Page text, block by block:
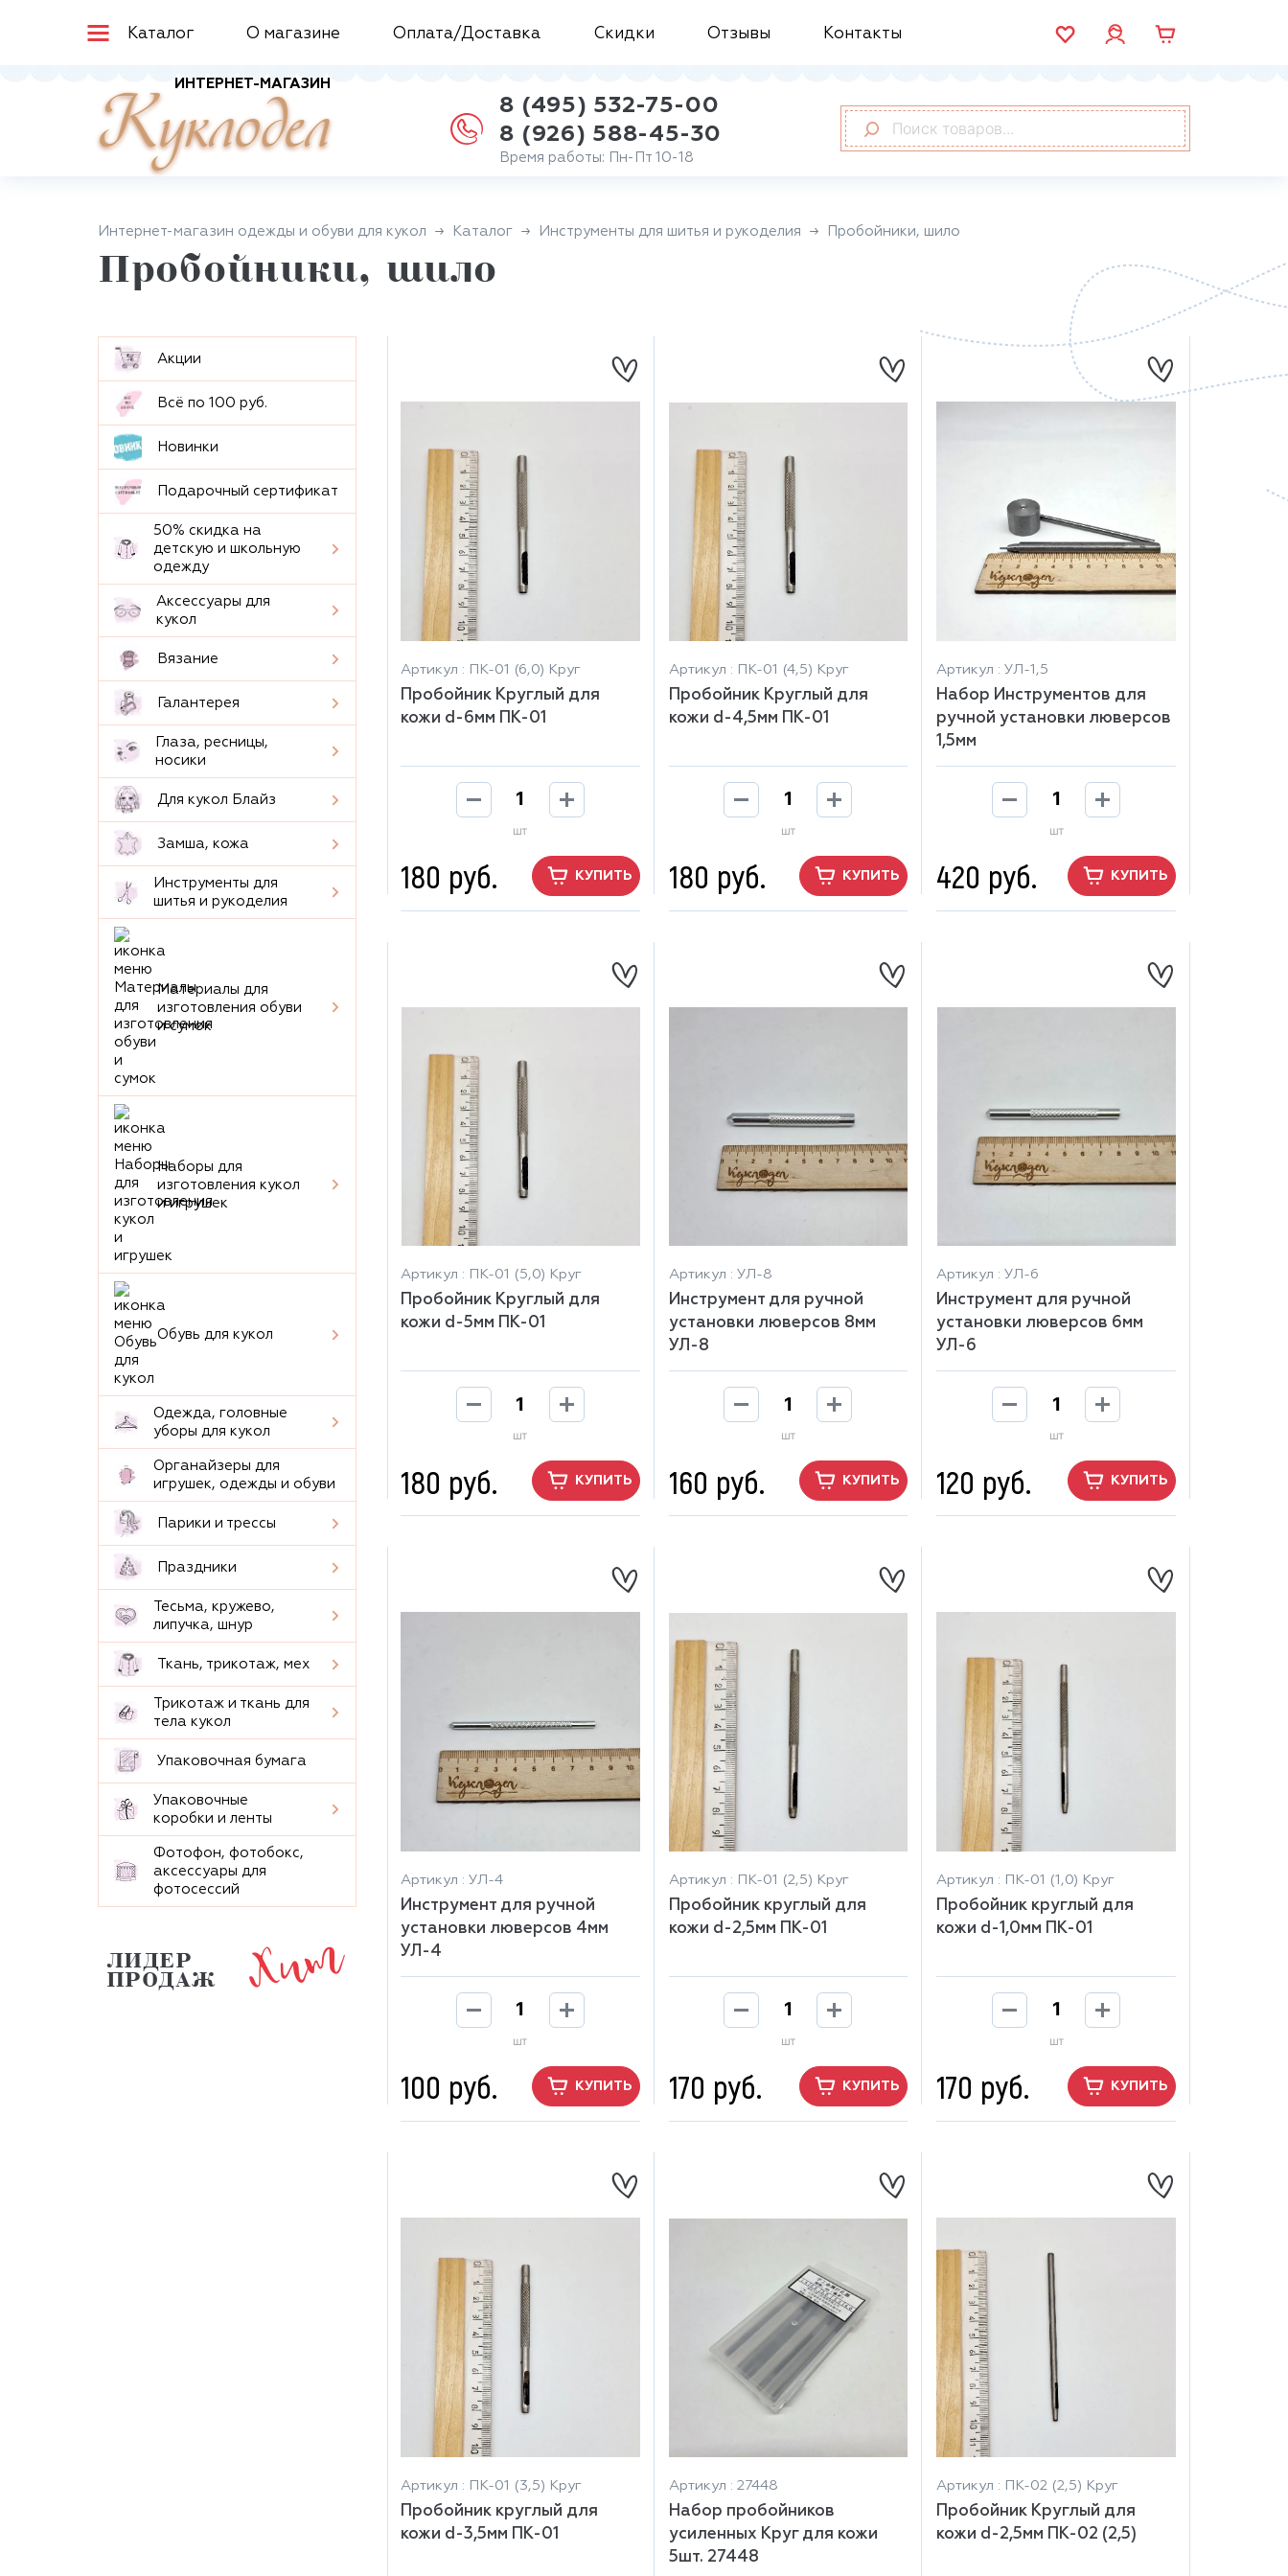
Каталог О магазине Оплата/Доставка Скидки Отзывы Контакты
ИНТЕРНЕТ-МАГАЗИН
Куклодел
8 (495) 532-75-00
8 (926) 588-45-30
Время работы: Пн-Пт 10-18
Интернет-магазин одежды и обуви для кукол Каталог Инструменты для шитья и рукоделия Пробойники, шило
Пробойники, шило
Артикул : ПК-01 (6,0) Круг
Пробойник Круглый для
кожи d-6мм ПК-01
шт
180 руб. КУПИТЬ
Артикул : ПК-01 (4,5) Круг
Пробойник Круглый для
кожи d-4,5мм ПК-01
шт
180 руб. КУПИТЬ
Артикул : УЛ-1,5
Набор Инструментов для
ручной установки люверсов
1,5мм
шт
420 руб. КУПИТЬ
Артикул : ПК-01 (5,0) Круг
Пробойник Круглый для
кожи d-5мм ПК-01
шт
180 руб. КУПИТЬ
Артикул : УЛ-8
Инструмент для ручной
установки люверсов 8мм
УЛ-8
шт
160 руб. КУПИТЬ
Артикул : УЛ-6
Инструмент для ручной
установки люверсов 6мм
УЛ-6
шт
120 руб. КУПИТЬ
Артикул : УЛ-4
Инструмент для ручной
установки люверсов 4мм
УЛ-4
шт
100 руб. КУПИТЬ
Артикул : ПК-01 (2,5) Круг
Пробойник круглый для
кожи d-2,5мм ПК-01
шт
170 руб. КУПИТЬ
Артикул : ПК-01 (1,0) Круг
Пробойник круглый для
кожи d-1,0мм ПК-01
шт
170 руб. КУПИТЬ
Артикул : ПК-01 (3,5) Круг
Пробойник круглый для
кожи d-3,5мм ПК-01
Артикул : 27448
Набор пробойников
усиленных Круг для кожи
5шт. 27448
Артикул : ПК-02 (2,5) Круг
Пробойник Круглый для
кожи d-2,5мм ПК-02 (2,5)
Aкции
Всё по 100 руб.
Новинки
Подарочный сертификат
50% скидка на
детскую и школьную
одежду
Аксессуары для
кукол
Вязание
Галантерея
Глаза, ресницы,
носики
Для кукол Блайз
Замша, кожа
Инструменты для
шитья и рукоделия
Материалы для
изготовления обуви
и сумок
Наборы для
изготовления кукол
и игрушек
Обувь для кукол
Одежда, головные
уборы для кукол
Органайзеры для
игрушек, одежды и обуви
Парики и трессы
Праздники
Тесьма, кружево,
липучка, шнур
Ткань, трикотаж, мех
Трикотаж и ткань для
тела кукол
Упаковочная бумага
Упаковочные
коробки и ленты
Фотофон, фотобокс,
аксессуары для
фотосессий
ЛИДЕР
ПРОДАЖ
Хит